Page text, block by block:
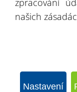
našich
Nastavení